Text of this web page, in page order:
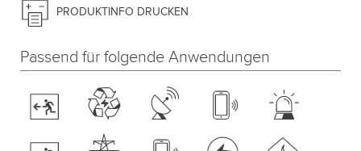
PRODUKTINFO DRUCKEN
Passend für folgende Anwendungen